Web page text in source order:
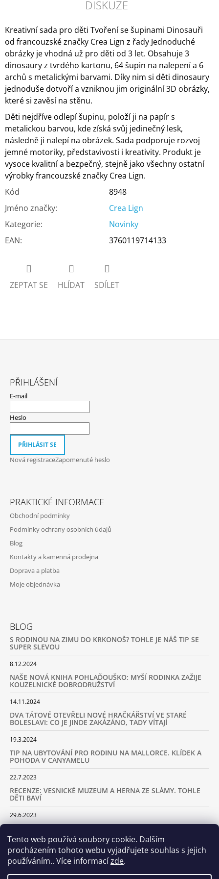
Tento web používá soubory cookie. Dalším
procházením tohoto webu vyjadřujete souhlas s jejich
používáním.. Více informacízde.
DISKUZE
Kreativní sada pro děti Tvoření se šupinami Dinosauři
od francouzské značky Crea Lign z řady Jednoduché
obrázky je vhodná už pro děti od 3 let. Obsahuje 3
dinosaury z tvrdého kartonu, 64 šupin na nalepení a 6
archů s metalickými barvami. Díky nim si děti dinosaury
jednoduše dotvoří a vzniknou jim originální 3D obrázky,
které si zavěsí na stěnu.
Děti nejdříve odlepí šupinu, položí ji na papír s
metalickou barvou, kde získá svůj jedinečný lesk,
následně ji nalepí na obrázek. Sada podporuje rozvoj
jemné motoriky, představivosti i kreativity. Produkt je
vysoce kvalitní a bezpečný, stejně jako všechny ostatní
výrobky francouzské značky Crea Lign.
Kód
8948
Jméno značky:
Crea Lign
Kategorie:
Novinky
EAN: 3760119714133
ZEPTAT SE HLÍDAT SDÍLET
PŘIHLÁŠENÍ
E-mail
Heslo
PŘIHLÁSIT SE
Nová registraceZapomenuté heslo
PRAKTICKÉ INFORMACE
Obchodní podmínky
Podmínky ochrany osobních údajů
Blog
Kontakty a kamenná prodejna
Doprava a platba
Moje objednávka
BLOG
S RODINOU NA ZIMU DO KRKONOŠ? TOHLE JE NÁŠ TIP SE
SUPER SLEVOU
8.12.2024
NAŠE NOVÁ KNIHA POHLAĎOUŠKO: MYŠÍ RODINKA ZAŽIJE
KOUZELNICKÉ DOBRODRUŽSTVÍ
14.11.2024
DVA TÁTOVÉ OTEVŘELI NOVÉ HRAČKÁŘSTVÍ VE STARÉ
BOLESLAVI: CO JE JINDE ZAKÁZÁNO, TADY VÍTAJÍ
19.3.2024
TIP NA UBYTOVÁNÍ PRO RODINU NA MALLORCE. KLÍDEK A
POHODA V CANYAMELU
22.7.2023
RECENZE: VESNICKÉ MUZEUM A HERNA ZE SLÁMY. TOHLE
DĚTI BAVÍ
29.6.2023
KOLIK VÁS TO BUDE STÁT
18.2.2023
ARCHIV